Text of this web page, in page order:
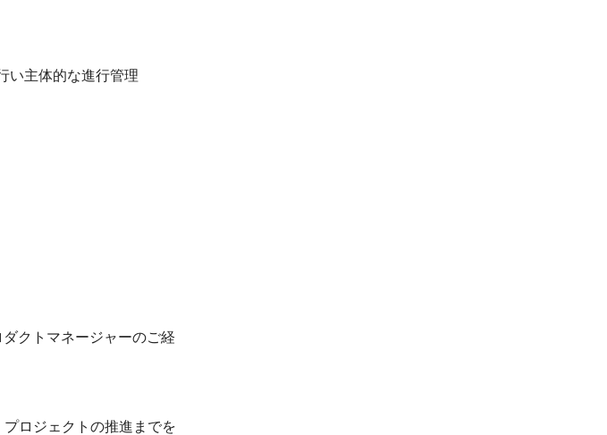
い主体的な進行管理
クトマネージャーのご経
ロジェクトの推進までを